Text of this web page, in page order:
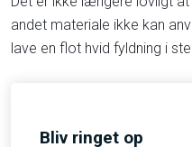
andet materiale ikke kan
lave en flot hvid fyldning i
Bliv ringet op​